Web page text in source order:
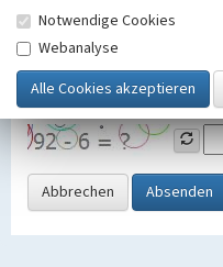
SicherheitsabfrageTragen
Grafik ein
Abbrechen Absenden
Notwendige Cookies
Webanalyse